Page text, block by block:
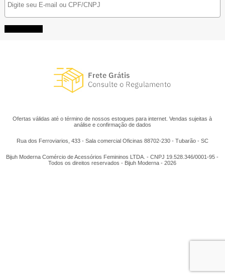
Ofertas válidas até o término de nossos estoques para internet. Vendas sujeitas à
análise e confirmação de dados
Rua dos Ferroviarios, 433 - Sala comercial Oficinas 88702-230 - Tubarão - SC
Bijuh Moderna Comércio de Acessórios Femininos LTDA. - CNPJ 19.528.346/0001-95 -
Todos os direitos reservados - Bijuh Moderna - 2026